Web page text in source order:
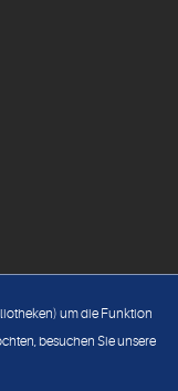
um die Funktion
besuchen Sie unsere